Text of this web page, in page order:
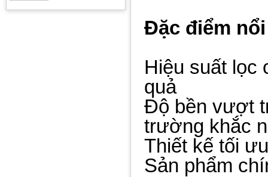
Đặc điểm
Hiệu suất lọc
quả
Độ bền vượt
trường khắc
Thiết kế tối
Sản phẩm